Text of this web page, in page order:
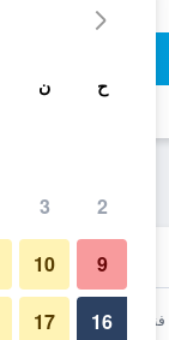
ح ن
2
3
9
10
16
17